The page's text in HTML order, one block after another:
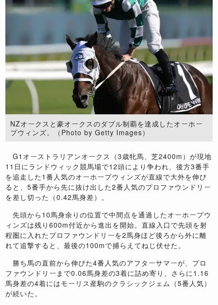
NZオークスと豪オークスのダブル制覇を達成したオーホー
プウィンズ。（Photo by Getty Images）
G1オーストラリアンオークス（3歳牝馬、芝2400m）が現地
11日にランドウィック競馬場で12頭により争われ、後方3番手
を追走した1番人気のオーホープウィンズが直線で大外を伸び
ると、5番手から先に抜け出した2番人気のプロファウンドリー
を差し切った（0.42馬身差）。
先頭から10馬身余りの位置で中間点を通過したオーホープウ
ィンズは残り600m付近から進出を開始。直線入口で先頭を射
程圏に入れたプロファウンドリーを2馬身ほど後ろから外に離
れて追撃すると、最後の100mで捕らえてねじ伏せた。
勝ち馬の直前から伸びた4番人気のアフターサマーが、プロ
ファウンドリーまで0.06馬身差の3着に詰め寄り、さらに1.16
馬身差の4着にはモーリス産駒のクラシックジェム（5番人気）
が続いた。